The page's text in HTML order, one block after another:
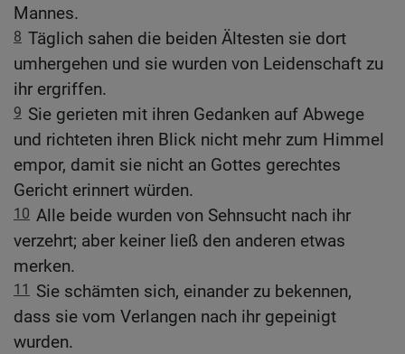
Mannes.
8 Täglich sahen die beiden Ältesten sie dort
umhergehen und sie wurden von Leidenschaft zu
ihr ergriffen.
9 Sie gerieten mit ihren Gedanken auf Abwege
und richteten ihren Blick nicht mehr zum Himmel
empor, damit sie nicht an Gottes gerechtes
Gericht erinnert würden.
10 Alle beide wurden von Sehnsucht nach ihr
verzehrt; aber keiner ließ den anderen etwas
merken.
11
Sie schämten sich, einander zu bekennen,
dass sie vom Verlangen nach ihr gepeinigt
wurden.